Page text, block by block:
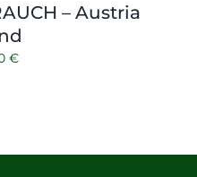
– Austria
€